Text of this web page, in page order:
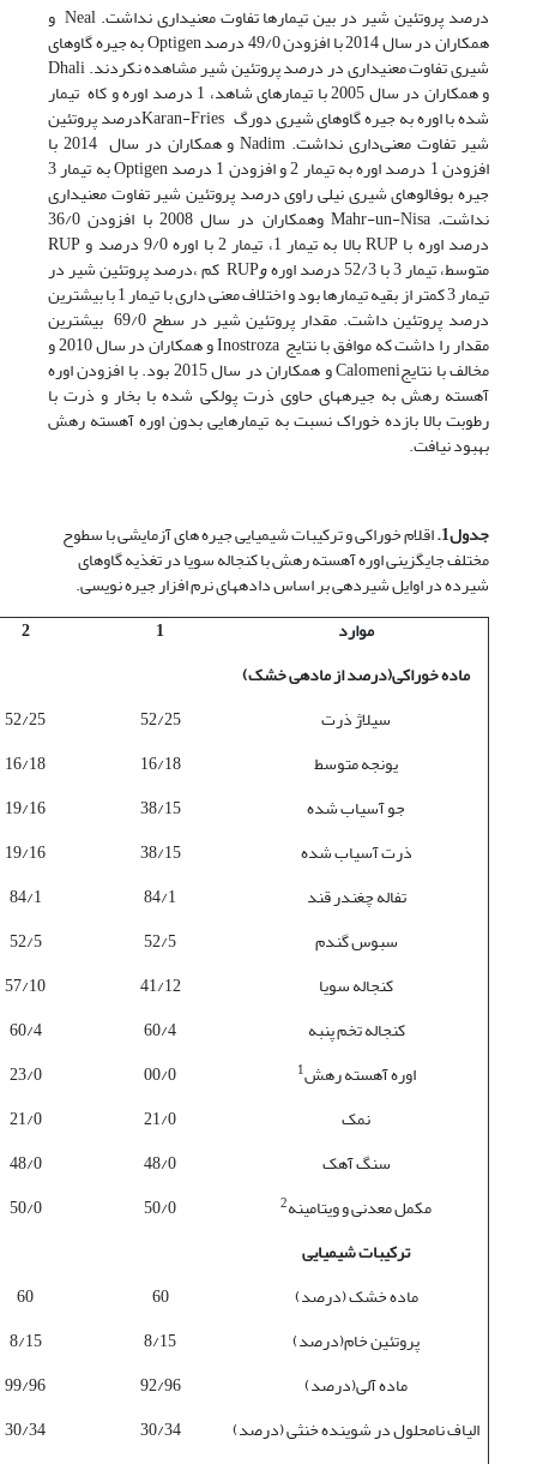
درصد پروتئین شیر در بین تیمارها تفاوت معنی­داری نداشت. Neal و
همکاران در سال 2014 با افزودن 49/0 درصد Optigen به جیره گاوهای
شیری تفاوت معنی­داری در درصد پروتئین شیر مشاهده نکردند. Dhali
و همکاران در سال 2005 با تیمارهای شاهد، 1 درصد اوره و کاه تیمار
شده با اوره به جیره گاوهای شیری دورگ Karan-Friesدرصد پروتئین
شیر تفاوت معنی‌داری نداشت. Nadim و همکاران در سال 2014 با
افزودن 1 درصد اوره به تیمار 2 و افزودن 1 درصد Optigen به تیمار 3
جیره بوفالوهای شیری نیلی راوی درصد پروتئین شیر تفاوت معنی­داری
نداشت. Mahr-un-Nisa وهمکاران در سال 2008 با افزودن 36/0
درصد اوره با RUP بالا به تیمار 1، تیمار 2 با اوره 9/0 درصد و RUP
متوسط، تیمار 3 با 52/3 درصد اوره و RUP کم ،درصد پروتئین شیر در
تیمار 3 کمتر از بقیه تیمارها بود و اختلاف معنی داری با تیمار 1 با بیشترین
درصد پروتئین داشت. مقدار پروتئین شیر در سطح 69/0 بیشترین
مقدار را داشت که موافق با نتایج Inostroza و همکاران در سال 2010 و
مخالف با نتایجCalomeni و همکاران در سال 2015 بود. با افزودن اوره
آهسته رهش به جیره­های حاوی ذرت پولکی شده با بخار و ذرت با
رطوبت بالا بازده خوراک نسبت به تیمارهایی بدون اوره آهسته رهش
بهبود نیافت.
جدول1. اقلام خوراکی و ترکیبات شیمیایی جیره های آزمایشی با سطوح
مختلف جایگزینی اوره آهسته رهش با کنجاله سویا در تغذیه گاوهای
شیرده در اوایل شیردهی بر اساس داده­های نرم افزار جیره نویسی.
موارد
1
2
ماده خوراکی(درصد از ماده­ی­ خشک)
سیلاژ ذرت
52/25
52/25
یونجه متوسط
16/18
16/18
جو آسیاب شده
38/15
19/16
ذرت آسیاب شده
38/15
19/16
تفاله چغندر قند
84/1
84/1
سبوس گندم
52/5
52/5
کنجاله سویا
41/12
57/10
کنجاله تخم پنبه
60/4
60/4
اوره آهسته رهش1
00/0
23/0
نمک
21/0
21/0
سنگ آهک
48/0
48/0
مکمل معدنی و ویتامینه2
50/0
50/0
ترکیبات شیمیایی
ماده خشک (درصد)
60
60
پروتئین خام(درصد)
8/15
8/15
ماده آلی(درصد)
92/96
99/96
الیاف نامحلول در شوینده خنثی (درصد)
30/34
30/34